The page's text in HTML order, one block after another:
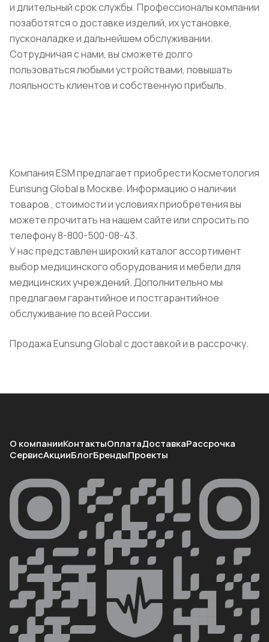
и длительный срок службы. Профессионалы компании
позаботятся о доставке изделий, их установке,
пусконаладке и дальнейшем обслуживании.
Сотрудничая с нами, вы сможете долго
пользоваться любыми устройствами, повышать
лояльность клиентов и собственную прибыль.
Компания ESM предлагает приобрести Косметология
Eunsung Global в Москве. Информацию о наличии
товаров , стоимости и условиях приобретения вы
можете прочитать на нашем сайте или спросить по
телефону 8-800-500-08-43.
У нас представлен широкий каталог ассортимент
выбор медицинского оборудования и мебели для
медицинских учреждений. Дополнительно мы
предлагаем гарантийное и постгарантийное
обслуживание по всей России.
Продажа Eunsung Global с доставкой и в рассрочку.
О компанииКонтактыОплатаДоставкаРассрочка
СервисАкцииБлогБрендыПроекты